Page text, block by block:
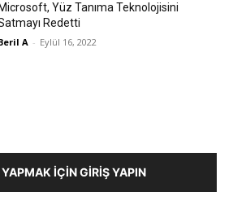
Microsoft, Yüz Tanıma Teknolojisini
Redetti
A - Eylül 16, 2022
İÇIN GIRIŞ YAPIN